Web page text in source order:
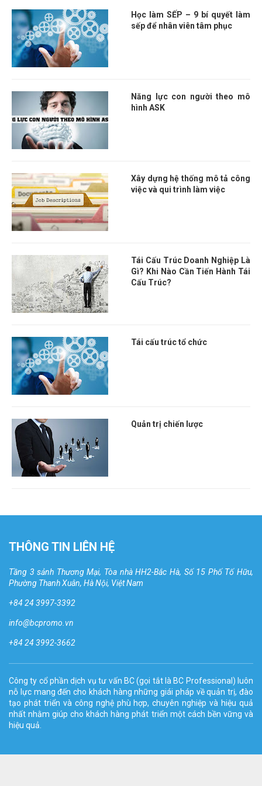
Học làm SẾP – 9 bí quyết làm
sếp để nhân viên tâm phục
Năng lực con người theo mô
hình ASK
Xây dựng hệ thống mô tả công
việc và qui trình làm việc
Tái Cấu Trúc Doanh Nghiệp Là
Gì? Khi Nào Cần Tiến Hành Tái
Cấu Trúc?
Tái cấu trúc tổ chức
Quản trị chiến lược
THÔNG TIN LIÊN HỆ
Tầng 3 sảnh Thương Mại, Tòa nhà HH2-Bắc Hà, Số 15 Phố Tố Hữu,
Phường Thanh Xuân, Hà Nội, Việt Nam
+84 24 3997-3392
info@bcpromo.vn
+84 24 3992-3662
Công ty cổ phần dịch vụ tư vấn BC (gọi tắt là BC Professional) luôn
nỗ lực mang đến cho khách hàng những giái pháp về quản trị, đào
tạo phát triển và công nghệ phù hợp, chuyên nghiệp và hiệu quả
nhất nhằm giúp cho khách hàng phát triển một cách bền vững và
hiệu quả.